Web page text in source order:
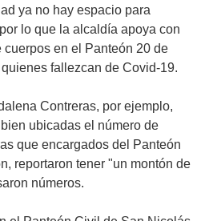
ya no hay espacio para
lo que la alcaldía apoya con
en el Panteón 20 de
fallezcan de Covid-19.
Contreras, por ejemplo,
ubicadas el número de
que encargados del Panteón
reportaron tener "un montón de
números.